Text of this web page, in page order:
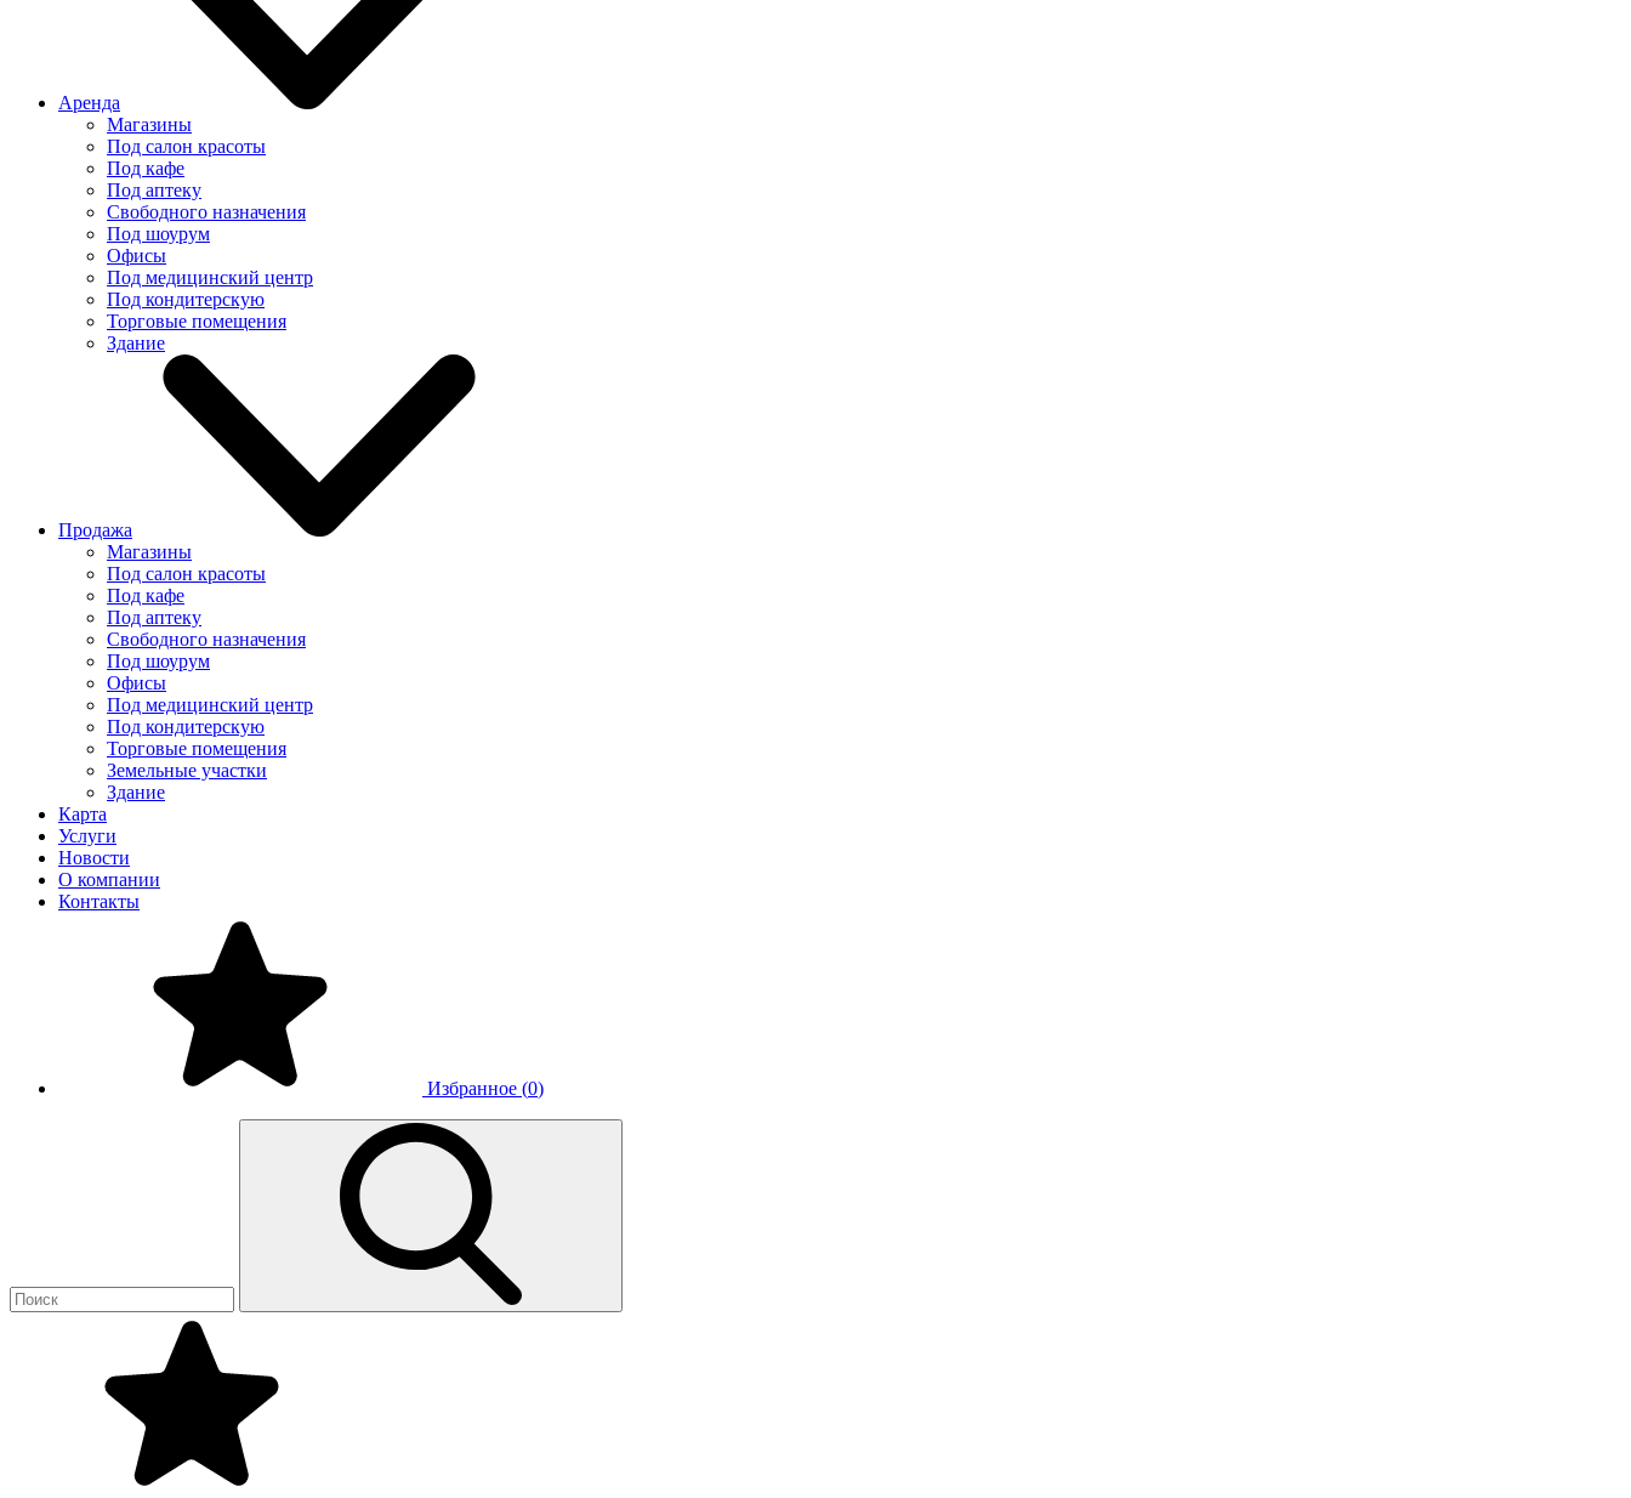
Аренда
Магазины
Под салон красоты
Под кафе
Под аптеку
Свободного назначения
Под шоурум
Офисы
Под медицинский центр
Под кондитерскую
Торговые помещения
Здание
Продажа
Магазины
Под салон красоты
Под кафе
Под аптеку
Свободного назначения
Под шоурум
Офисы
Под медицинский центр
Под кондитерскую
Торговые помещения
Земельные участки
Здание
Карта
Услуги
Новости
О компании
Контакты
Избранное (0)